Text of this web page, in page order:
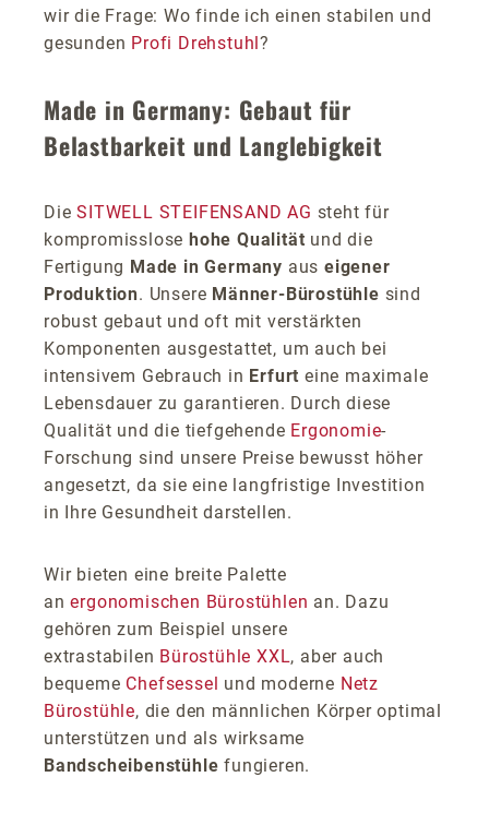
wir die Frage: Wo finde ich einen stabilen und
gesunden Profi Drehstuhl?
Made in Germany: Gebaut für
Belastbarkeit und Langlebigkeit
DieSITWELL STEIFENSAND AG steht für
kompromisslosehohe Qualität und die
Fertigung Made in Germany auseigener
Produktion. Unsere Männer-Bürostühle sind
robust gebaut und oft mit verstärkten
Komponenten ausgestattet, um auch bei
intensivem Gebrauch in Erfurt eine maximale
Lebensdauer zu garantieren. Durch diese
Qualität und die tiefgehende Ergonomie-
Forschung sind unsere Preise bewusst höher
angesetzt, da sie eine langfristige Investition
in Ihre Gesundheit darstellen.
Wir bieten eine breite Palette
anergonomischen Bürostühlen an. Dazu
gehören zum Beispiel unsere
extrastabilen Bürostühle XXL, aber auch
bequeme Chefsessel und moderne Netz
Bürostühle, die den männlichen Körper optimal
unterstützen und als wirksame
Bandscheibenstühle fungieren.